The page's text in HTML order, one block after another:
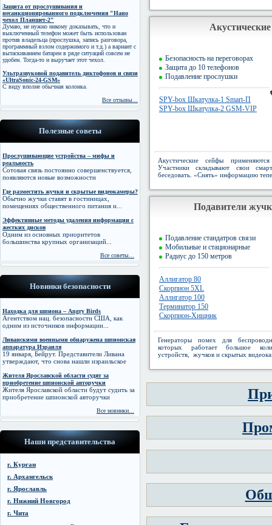
Защита от прослушивания и
несанкционированного подключения "Нано
чехол Планшет-2"
Думаю, не нужно никому доказывать, что и
выключенный телефон может быть использован
против владельца (прослушка, запись разговора,
программный взлом содержимого и т.д.) а вариант с
вытаскиванием батареи в ряде ситуаций совсем не
удобен. Тогда-то и выручает этот чехол.
Ультразвуковой подавитель диктофонов и связи
«UltraSonic-24-GSM»
С виду вполне обычная колонка.
Все отзывы...
Полезные советы
Прослушивающие устройства – мифы и
реальность
Сотовая связь постоянно совершенствуется,
появляются новые возможности
Где разместить жучки и скрытые видеокамеры?
Обычно жучки ставят в гостиницах,
помещениях общественного питания и...
Эффективные методы удаления информации с
жестких дисков
Одним из основных приоритетов
большинства крупных организаций...
Все советы...
Новинки безопасности
Находка для шпиона – Angry Birds
Агентством нац. безопасности США, как
одним из источников информации...
Ливанскими военными обнаружена шпионская
аппаратура Израиля
19 января, Бейрут. Представители Ливана
утверждают, что снова нашли израильское
Жителя Ярославской области судят за
приобретение шпионской авторучки
Жителя Ярославской области будут судить за
приобретение шпионской авторучки
Все новинки...
Наши представительства
г. Курган
г. Архангельск
г. Ярославль
г. Нижний Новгород
г. Чита
Безопасность на переговорах
Защита до 10 телефонов
Подавление прослушки
SPY-box Шкатулка-1 Smart-П
SPY-box Шкатулка-2 GSM-VIP
Акустические сейфы
Участники складывают свои
беседовать. «Снять» информацию
Подавители
Подавление стандатров связи
Мобильные и стационарные
Радиус до 150 метров
Аллигатор 80
Скорпион 5XL
Аллигатор 100
Терминатор 150
Скорпион-Хищник
Генераторы помех для
которых работает большое
устройств, жучков и скрытых